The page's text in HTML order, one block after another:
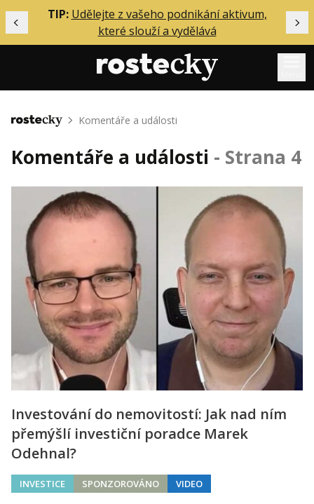
Předchozí
TIP: Udělejte z vašeho podnikání aktivum,
které slouží a vydělává
Mentoring
Solo
Inzerce
O mně
Přihlášení
Kontakt
Obchodní podmínky
Hledaná fráze Hledat
Domů Komentáře a události
Komentáře a události - Strana 4
Investování do nemovitostí: Jak nad ním
přemýšlí investiční poradce Marek
Odehnal?
INVESTICE SPONZOROVÁNO VIDEO